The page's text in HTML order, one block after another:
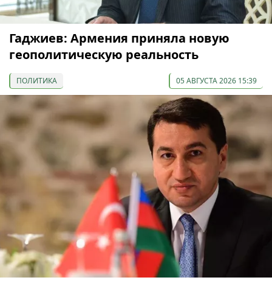
Гаджиев: Армения приняла новую
геополитическую реальность
ПОЛИТИКА 05 АВГУСТА 2026 15:39